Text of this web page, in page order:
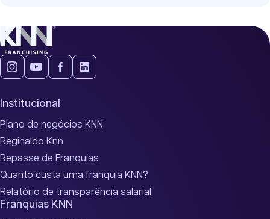
Institucional
Plano de negócios KNN
Reginaldo Knn
Repasse de Franquias
Quanto custa uma franquia KNN?
Relatório de transparência salarial
Franquias KNN